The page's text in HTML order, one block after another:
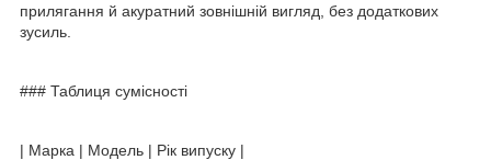
прилягання й акуратний зовнішній вигляд, без додаткових
зусиль.
### Таблиця сумісності
| Марка | Модель | Рік випуску |